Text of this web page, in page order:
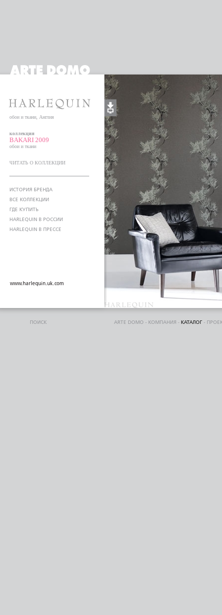
обои и ткани, Англия
коллекция
BAKARI 2009
обои и ткани
ЧИТАТЬ О КОЛЛЕКЦИИ
ИСТОРИЯ БРЕНДА
ВСЕ КОЛЛЕКЦИИ
ГДЕ КУПИТЬ
HARLEQUIN В РОССИИ
HARLEQUIN В ПРЕССЕ
www.harlequin.uk.com
ПОИСК ARTE DOMO - КОМПАНИЯ - КАТАЛОГ -